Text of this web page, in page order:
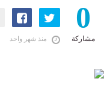
0
مشاركة منذ شهر واحد